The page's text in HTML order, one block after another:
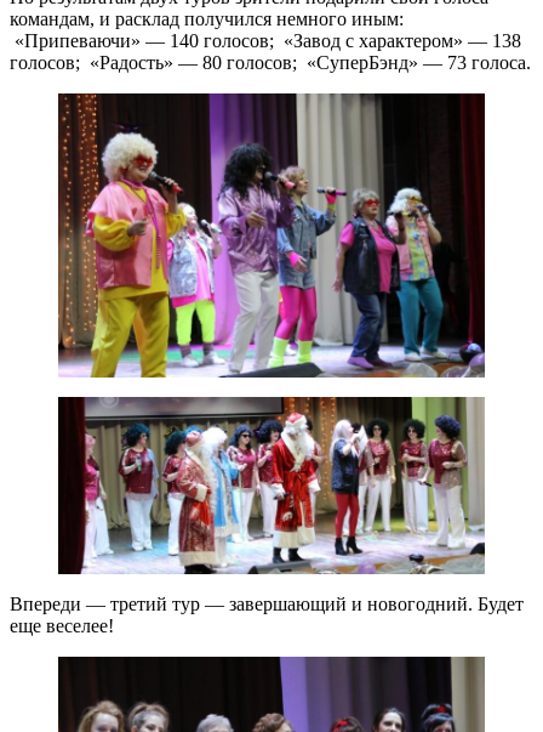
командам, и расклад получился немного иным:
«Припеваючи» — 140 голосов; «Завод с характером» — 138
голосов; «Радость» — 80 голосов; «СуперБэнд» — 73 голоса.
Впереди — третий тур — завершающий и новогодний. Будет
еще веселее!